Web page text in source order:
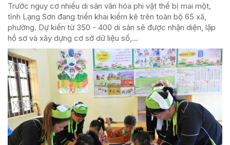
Trước nguy cơ nhiều di sản văn hóa phi vật thể bị mai một,
tỉnh Lạng Sơn đang triển khai kiểm kê trên toàn bộ 65 xã,
phường. Dự kiến từ 350 - 400 di sản sẽ được nhận diện, lập
hồ sơ và xây dựng cơ sở dữ liệu số,...